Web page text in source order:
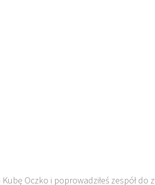
Oczko i poprowadziłeś zespół do